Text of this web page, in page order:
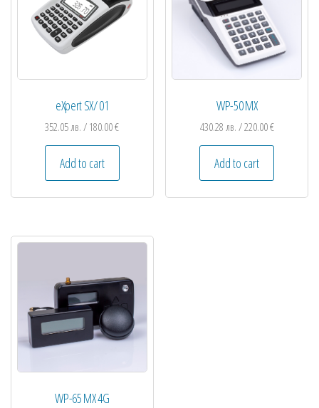
eXpert SX/ 01
352.05лв./ 180.00 €
Add to cart
WP-50 MX
430.28лв./ 220.00 €
Add to cart
WP-65 MX 4G